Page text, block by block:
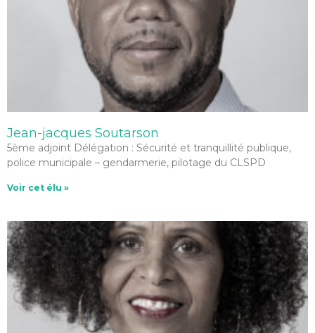
Jean-jacques Soutarson
5ème adjoint Délégation : Sécurité et tranquillité publique,
police municipale – gendarmerie, pilotage du CLSPD
Voir cet élu »